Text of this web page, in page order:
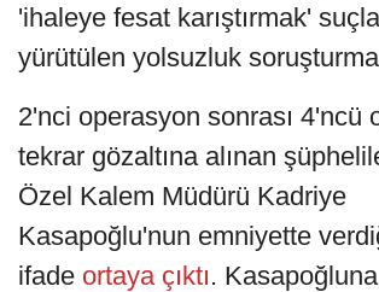
'ihaleye fesat karıştırmak'
yürütülen yolsuzluk
2'nci operasyon sonrası 4'ncü
tekrar gözaltına alınan
Özel Kalem Müdürü Kadriye
Kasapoğlu'nun emniyette
ifade ortaya çıktı.